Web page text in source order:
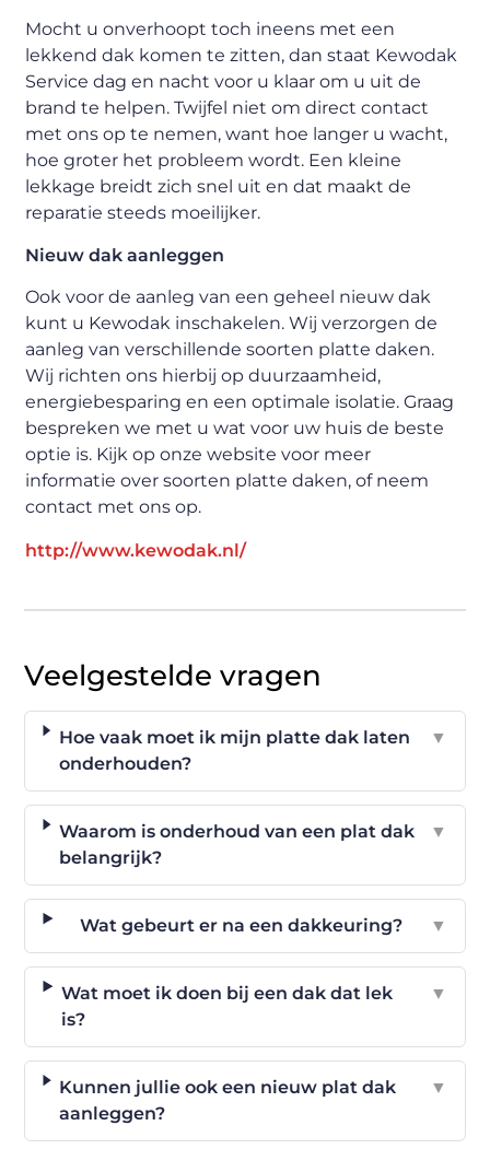
Mocht u onverhoopt toch ineens met een
lekkend dak komen te zitten, dan staat Kewodak
Service dag en nacht voor u klaar om u uit de
brand te helpen. Twijfel niet om direct contact
met ons op te nemen, want hoe langer u wacht,
hoe groter het probleem wordt. Een kleine
lekkage breidt zich snel uit en dat maakt de
reparatie steeds moeilijker.
Nieuw dak aanleggen
Ook voor de aanleg van een geheel nieuw dak
kunt u Kewodak inschakelen. Wij verzorgen de
aanleg van verschillende soorten platte daken.
Wij richten ons hierbij op duurzaamheid,
energiebesparing en een optimale isolatie. Graag
bespreken we met u wat voor uw huis de beste
optie is. Kijk op onze website voor meer
informatie over soorten platte daken, of neem
contact met ons op.
http://www.kewodak.nl/
Veelgestelde vragen
Hoe vaak moet ik mijn platte dak laten
onderhouden?
▼
Waarom is onderhoud van een plat dak
belangrijk?
▼
Wat gebeurt er na een dakkeuring? ▼
Wat moet ik doen bij een dak dat lek
is?
▼
Kunnen jullie ook een nieuw plat dak
aanleggen?
▼